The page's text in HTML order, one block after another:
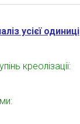
усієї одиниці
креолізації: